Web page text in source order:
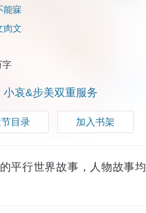
能寐
肉文
字
小哀&步美双重服务
目录 加入书架
平行世界故事，人物故事均